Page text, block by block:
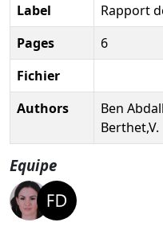
Label
Rapport
Pages
6
Fichier
Authors
Ben
Berthet,V.
Equipe